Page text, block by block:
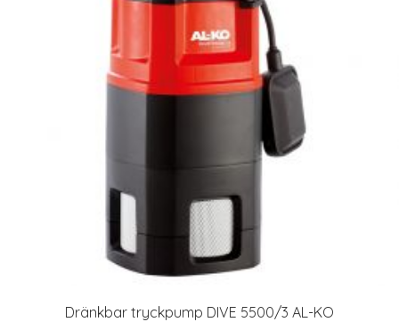
Dränkbar tryckpump DIVE 5500/3 AL-KO